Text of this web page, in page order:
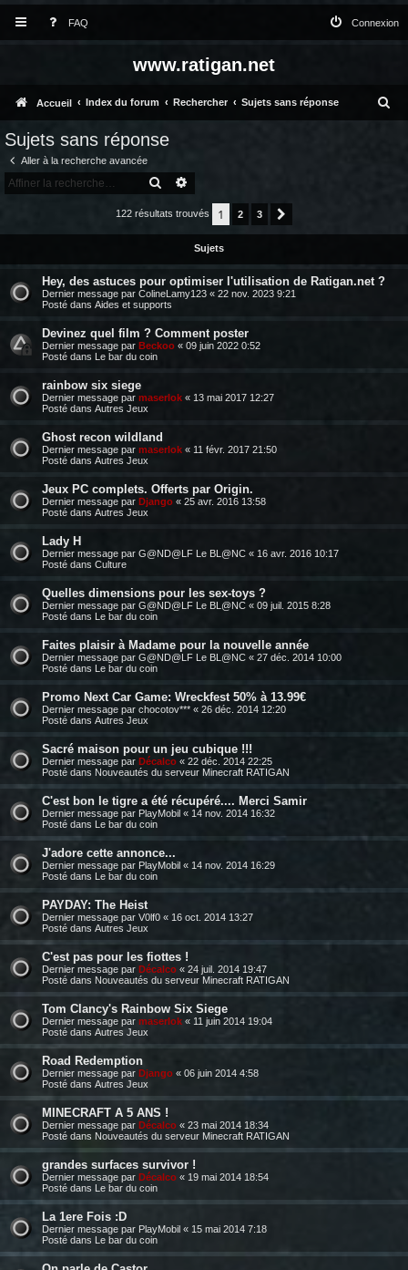
FAQ Connexion
www.ratigan.net
Accueil Index du forum Rechercher Sujets sans réponse
Sujets sans réponse
Aller à la recherche avancée
RECHERCHER
122 résultats trouvés 1 2 3
Sujets
Hey, des astuces pour optimiser l'utilisation de Ratigan.net ?
Dernier message par ColineLamy123 « 22 nov. 2023 9:21
Posté dans Aides et supports
Devinez quel film ? Comment poster
Dernier message par Beckoo « 09 juin 2022 0:52
Posté dans Le bar du coin
rainbow six siege
Dernier message par maserlok « 13 mai 2017 12:27
Posté dans Autres Jeux
Ghost recon wildland
Dernier message par maserlok « 11 févr. 2017 21:50
Posté dans Autres Jeux
Jeux PC complets. Offerts par Origin.
Dernier message par Django « 25 avr. 2016 13:58
Posté dans Autres Jeux
Lady H
Dernier message par G@ND@LF Le BL@NC « 16 avr. 2016 10:17
Posté dans Culture
Quelles dimensions pour les sex-toys ?
Dernier message par G@ND@LF Le BL@NC « 09 juil. 2015 8:28
Posté dans Le bar du coin
Faites plaisir à Madame pour la nouvelle année
Dernier message par G@ND@LF Le BL@NC « 27 déc. 2014 10:00
Posté dans Le bar du coin
Promo Next Car Game: Wreckfest 50% à 13.99€
Dernier message par chocotov*** « 26 déc. 2014 12:20
Posté dans Autres Jeux
Sacré maison pour un jeu cubique !!!
Dernier message par Décalco « 22 déc. 2014 22:25
Posté dans Nouveautés du serveur Minecraft RATIGAN
C'est bon le tigre a été récupéré.... Merci Samir
Dernier message par PlayMobil « 14 nov. 2014 16:32
Posté dans Le bar du coin
J'adore cette annonce...
Dernier message par PlayMobil « 14 nov. 2014 16:29
Posté dans Le bar du coin
PAYDAY: The Heist
Dernier message par V0lf0 « 16 oct. 2014 13:27
Posté dans Autres Jeux
C'est pas pour les fiottes !
Dernier message par Décalco « 24 juil. 2014 19:47
Posté dans Nouveautés du serveur Minecraft RATIGAN
Tom Clancy's Rainbow Six Siege
Dernier message par maserlok « 11 juin 2014 19:04
Posté dans Autres Jeux
Road Redemption
Dernier message par Django « 06 juin 2014 4:58
Posté dans Autres Jeux
MINECRAFT A 5 ANS !
Dernier message par Décalco « 23 mai 2014 18:34
Posté dans Nouveautés du serveur Minecraft RATIGAN
grandes surfaces survivor !
Dernier message par Décalco « 19 mai 2014 18:54
Posté dans Le bar du coin
La 1ere Fois :D
Dernier message par PlayMobil « 15 mai 2014 7:18
Posté dans Le bar du coin